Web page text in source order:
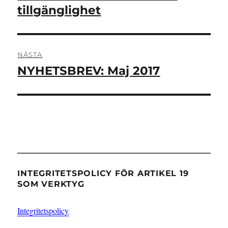
tillgänglighet
NÄSTA
Nästa
NYHETSBREV: Maj 2017
INTEGRITETSPOLICY FÖR ARTIKEL 19
SOM VERKTYG
Integritetspolicy